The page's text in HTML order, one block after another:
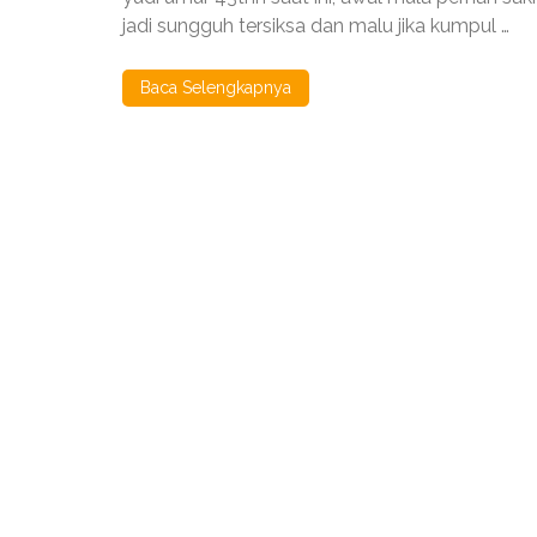
jadi sungguh tersiksa dan malu jika kumpul …
Baca Selengkapnya